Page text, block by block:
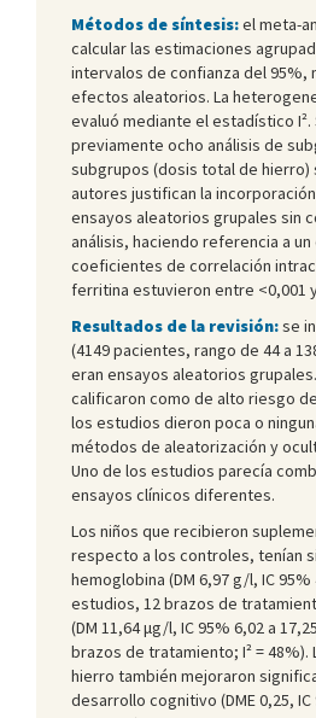
Métodos de síntesis:el meta-
calcular las estimaciones
intervalos de confianza del 95%,
efectos aleatorios. La
evaluó mediante el estadístico
previamente ocho análisis de
subgrupos (dosis total de hierro)
autores justifican la
ensayos aleatorios grupales sin
análisis, haciendo referencia a
coeficientes de correlación
ferritina estuvieron entre <0,001
Resultados de la revisión:se
(4149 pacientes, rango de 44 a
eran ensayos aleatorios
calificaron como de alto riesgo
los estudios dieron poca o
métodos de aleatorización y
Uno de los estudios parecía
ensayos clínicos diferentes.
Los niños que recibieron
respecto a los controles, tenían
hemoglobina (DM 6,97 g/l, IC 95%
estudios, 12 brazos de
(DM 11,64 μg/l, IC 95% 6,02 a
brazos de tratamiento; Ι² =
hierro también mejoraron
desarrollo cognitivo (DME 0,25,